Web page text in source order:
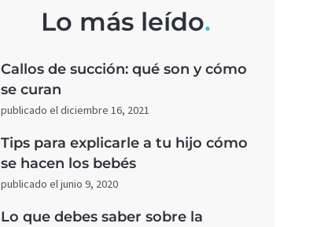
Lo más leído.
Callos de succión: qué son y cómo
se curan
publicado el diciembre 16, 2021
Tips para explicarle a tu hijo cómo
se hacen los bebés
publicado el junio 9, 2020
Lo que debes saber sobre la